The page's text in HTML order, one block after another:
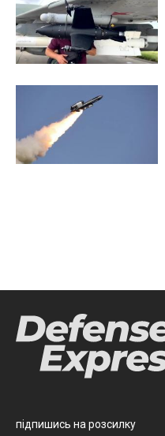
підпишись на розсилку